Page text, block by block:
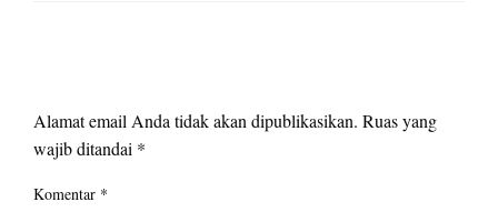
Alamat email Anda tidak akan dipublikasikan. Ruas yang
wajib ditandai *
Komentar *